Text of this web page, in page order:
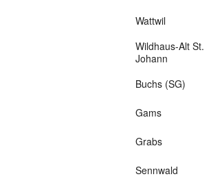
Wattwil
Wildhaus-Alt St.
Johann
Buchs (SG)
Gams
Grabs
Sennwald